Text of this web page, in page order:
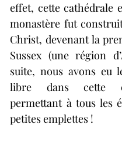
effet, cette cathédrale
monastère fut
Christ, devenant la
Sussex (une région
suite, nous avons eu
libre dans cette
permettant à tous les
petites emplettes !